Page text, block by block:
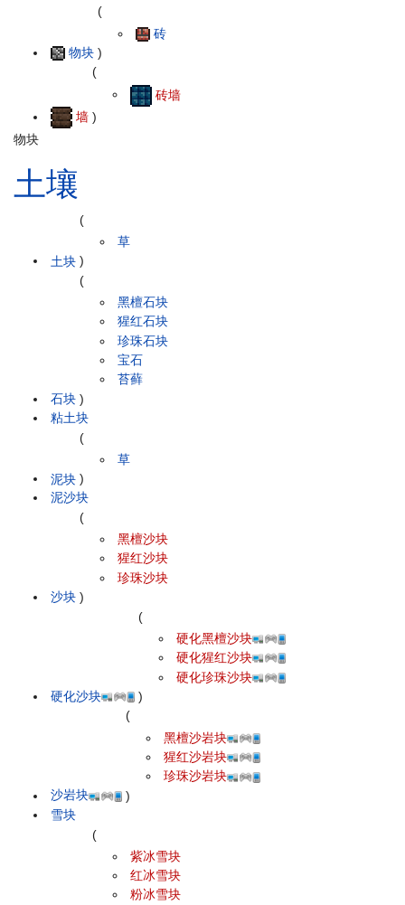
物块
(
砖
)
墙
(
砖墙
)
物块
土壤
土块
(
草
)
石块
(
黑檀石块
猩红石块
珍珠石块
宝石
苔藓
)
粘土块
泥块
(
草
)
泥沙块
沙块
(
黑檀沙块
猩红沙块
珍珠沙块
)
硬化沙块
(
硬化黑檀沙块
硬化猩红沙块
硬化珍珠沙块
)
沙岩块
(
黑檀沙岩块
猩红沙岩块
珍珠沙岩块
)
雪块
(
紫冰雪块
红冰雪块
粉冰雪块